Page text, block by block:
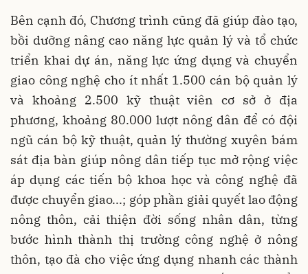
Bên cạnh đó, Chương trình cũng đã giúp đào tạo,
bồi dưỡng nâng cao năng lực quản lý và tổ chức
triển khai dự án, năng lực ứng dụng và chuyển
giao công nghệ cho ít nhất 1.500 cán bộ quản lý
và khoảng 2.500 kỹ thuật viên cơ sở ở địa
phương, khoảng 80.000 lượt nông dân để có đội
ngũ cán bộ kỹ thuật, quản lý thường xuyên bám
sát địa bàn giúp nông dân tiếp tục mở rộng việc
áp dụng các tiến bộ khoa học và công nghệ đã
được chuyển giao...; góp phần giải quyết lao động
nông thôn, cải thiện đời sống nhân dân, từng
bước hình thành thị trường công nghệ ở nông
thôn, tạo đà cho việc ứng dụng nhanh các thành